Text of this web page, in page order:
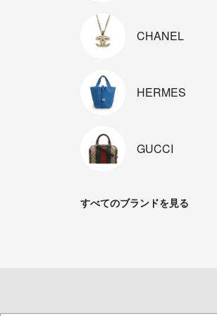
CHANEL
HERMES
GUCCI
すべてのブランドを見る